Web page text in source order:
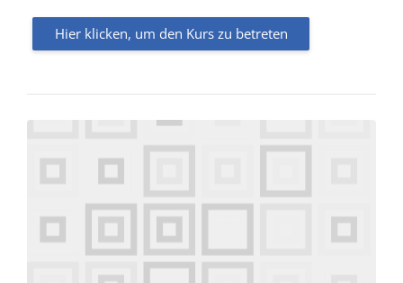
Hier klicken, um den Kurs zu betreten